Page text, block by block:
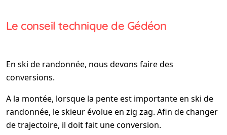
Le conseil technique de Gédéon
En ski de randonnée, nous devons faire des
conversions.
A la montée, lorsque la pente est importante en ski de
randonnée, le skieur évolue en zig zag. Afin de changer
de trajectoire, il doit fait une conversion.